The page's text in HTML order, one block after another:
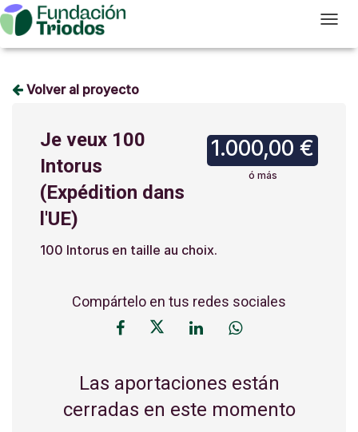
T
Volver al proyecto
1.000,00 €
ó más
Je veux 100
Intorus
(Expédition dans
l'UE)
100 Intorus en taille au choix.
Compártelo en tus redes sociales
Las aportaciones están
cerradas en este momento